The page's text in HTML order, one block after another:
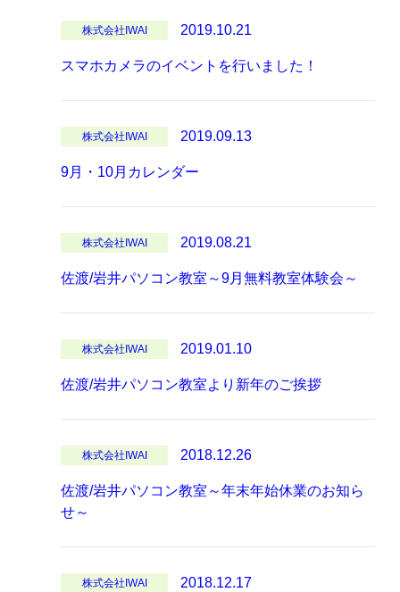
株式会社IWAI 2019.10.21
スマホカメラのイベントを行いました！
株式会社IWAI 2019.09.13
9月・10月カレンダー
株式会社IWAI 2019.08.21
佐渡/岩井パソコン教室～9月無料教室体験会～
株式会社IWAI 2019.01.10
佐渡/岩井パソコン教室より新年のご挨拶
株式会社IWAI 2018.12.26
佐渡/岩井パソコン教室～年末年始休業のお知ら
せ～
株式会社IWAI 2018.12.17